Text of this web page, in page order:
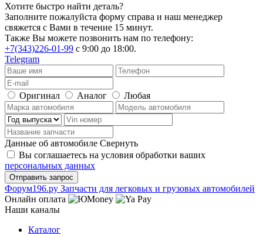
Хотите быстро найти деталь?
Заполните пожалуйста форму справа и наш менеджер
свяжется с Вами в течение 15 минут.
Также Вы можете позвонить нам по телефону:
+7(343)226-01-99 с 9:00 до 18:00.
Telegram
Оригинал Аналог Любая
Данные об автомобиле Свернуть
Вы соглашаетесь на условия обработки ваших
персональных данных
Фoрум196.ру Запчасти для легковых и грузовых автомобилей
Онлайн оплата
Наши каналы
Каталог